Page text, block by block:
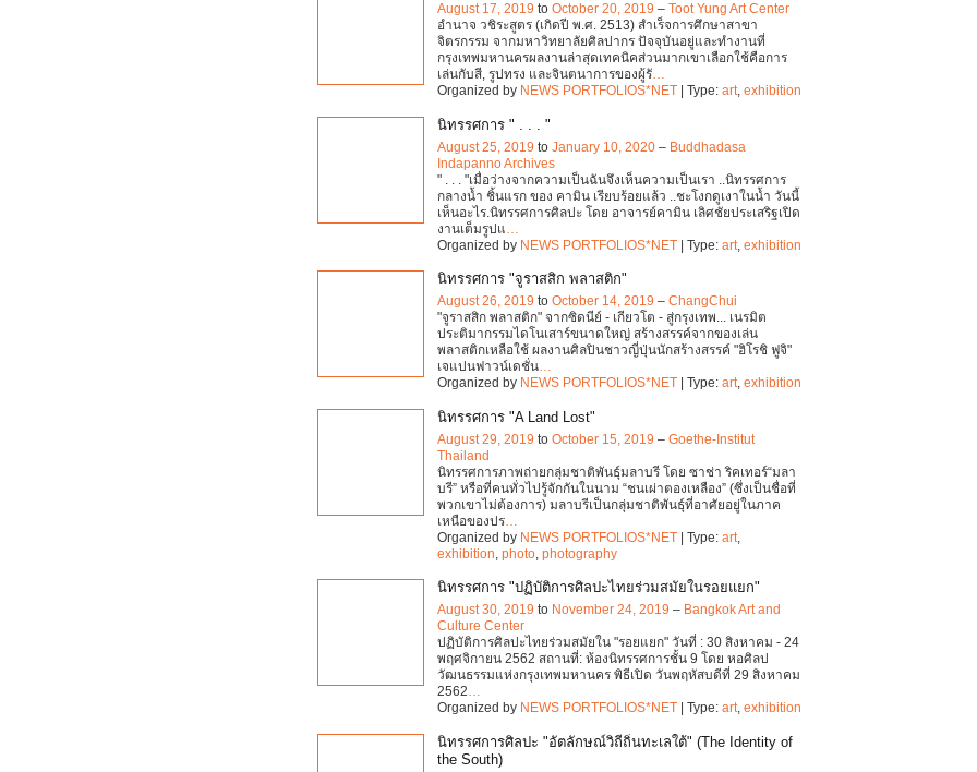
August 17, 2019 to October 20, 2019 – Toot Yung Art Center
อำนาจ วชิระสูตร (เกิดปี พ.ศ. 2513) สำเร็จการศึกษาสาขา
จิตรกรรม จากมหาวิทยาลัยศิลปากร ปัจจุบันอยู่และทำงานที่
กรุงเทพมหานครผลงานล่าสุดเทคนิคส่วนมากเขาเลือกใช้คือการ
เล่นกับสี, รูปทรง และจินตนาการของผู้รั…
Organized by NEWS PORTFOLIOS*NET | Type: art, exhibition
นิทรรศการ " . . . "
August 25, 2019 to January 10, 2020 – Buddhadasa
Indapanno Archives‎
" . . . "เมื่อว่างจากความเป็นฉันจึงเห็นความเป็นเรา ..นิทรรศการ
กลางน้ำ ชิ้นแรก ของ คามิน เรียบร้อยแล้ว ..ชะโงกดูเงาในน้ำ วันนี้
เห็นอะไร.นิทรรศการศิลปะ โดย อาจารย์คามิน เลิศชัยประเสริฐเปิด
งานเต็มรูปแ
Organized by NEWS PORTFOLIOS*NET | Type: art exhibition
นิทรรศการ "จูราสสิก พลาสติก"
August 26, 2019 to October 14, 2019 – ChangChui
"จูราสสิก พลาสติก" จากซิดนีย์ - เกียวโต - สู่กรุงเทพ... เนรมิต
ประติมากรรมไดโนเสาร์ขนาดใหญ่ สร้างสรรค์จากของเล่น
พลาสติกเหลือใช้ ผลงานศิลปินชาวญี่ปุ่นนักสร้างสรรค์ "ฮิโรชิ ฟูจิ"
เจแปนฟาวน์เดชั่น…
Organized by NEWS PORTFOLIOS*NET | Type: art, exhibition
นิทรรศการ "A Land Lost"
August 29, 2019 to October 15, 2019 – Goethe-Institut
Thailand
นิทรรศการภาพถ่ายกลุ่มชาติพันธุ์มลาบรี โดย ซาช่า ริคเทอร์“มลา
บรี” หรือที่คนทั่วไปรู้จักกันในนาม “ชนเผ่าตองเหลือง” (ซึ่งเป็นชื่อที่
พวกเขาไม่ต้องการ) มลาบรีเป็นกลุ่มชาติพันธุ์ที่อาศัยอยู่ในภาค
เหนือของปร
Organized by NEWS PORTFOLIOS*NET | Type: art
exhibition photo photography
นิทรรศการ "ปฏิบัติการศิลปะไทยร่วมสมัยในรอยแยก"
August 30, 2019 to November 24, 2019 – Bangkok Art and
Culture Center
ปฏิบัติการศิลปะไทยร่วมสมัยใน "รอยแยก" วันที่ : 30 สิงหาคม - 24
พฤศจิกายน 2562 สถานที่: ห้องนิทรรศการชั้น 9 โดย หอศิลป
วัฒนธรรมแห่งกรุงเทพมหานคร พิธีเปิด วันพฤหัสบดีที่ 29 สิงหาคม
2562…
Organized by NEWS PORTFOLIOS*NET | Type: art, exhibition
นิทรรศการศิลปะ "อัตลักษณ์วิถีถิ่นทะเลใต้" (The Identity of
the South)